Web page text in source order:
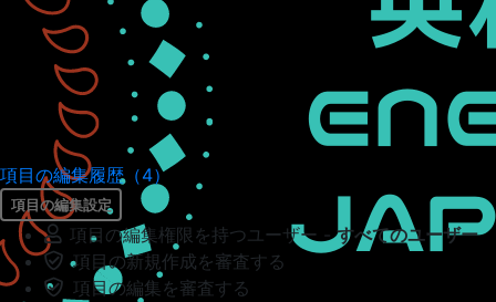
項目の編集履歴（4）
項目の編集設定
項目の編集権限を持つユーザー -すべてのユーザー
項目の新規作成を審査する
項目の編集を審査する